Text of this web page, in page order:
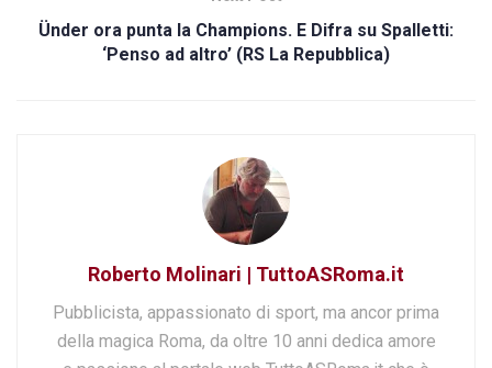
Ünder ora punta la Champions. E Difra su Spalletti:
‘Penso ad altro’ (RS La Repubblica)
Roberto Molinari | TuttoASRoma.it
Pubblicista, appassionato di sport, ma ancor prima
della magica Roma, da oltre 10 anni dedica amore